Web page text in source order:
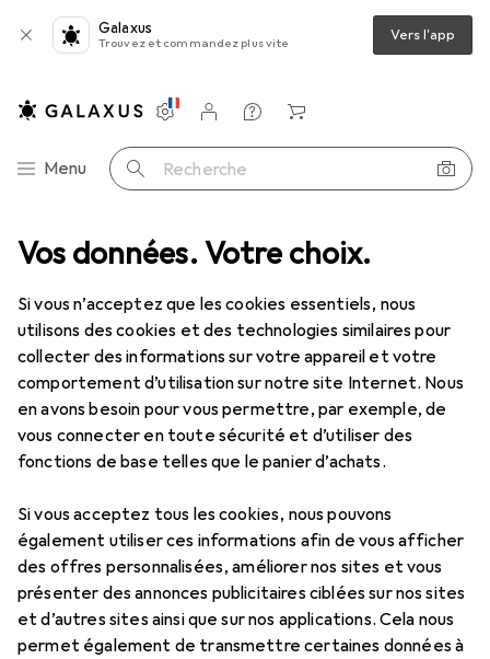
Vos données. Votre choix.
Si vous n’acceptez que les cookies essentiels, nous
utilisons des cookies et des technologies similaires pour
collecter des informations sur votre appareil et votre
comportement d’utilisation sur notre site Internet. Nous
en avons besoin pour vous permettre, par exemple, de
vous connecter en toute sécurité et d’utiliser des
fonctions de base telles que le panier d’achats.
Si vous acceptez tous les cookies, nous pouvons
également utiliser ces informations afin de vous afficher
des offres personnalisées, améliorer nos sites et vous
présenter des annonces publicitaires ciblées sur nos sites
et d’autres sites ainsi que sur nos applications. Cela nous
permet également de transmettre certaines données à
Galaxus
Trouvez et commandez plus vite Vers l'app
Navigation par catégorie
Menu Recherche
Paramètres
Compte client
Listes de comparaison
Listes d'envies
Panier
de vissage Clé à molette Gedore Clé à fourche à frapper
GedoreClé à fourche à frapper
50 mm
EUR
78,23
Évaluations
Livré entre mer, 19/8 et ven, 21/8